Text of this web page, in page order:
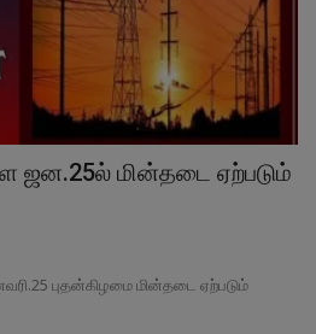
ஜன.25ல் மின்தடை ஏற்படும்
புதன்கிழமை மின்தடை ஏற்படும்